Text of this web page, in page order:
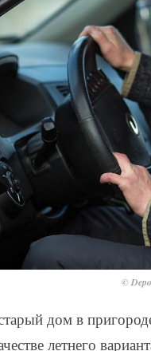
©
дом в
летнего